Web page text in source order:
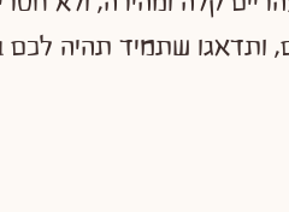
ותדאגו שתמיד תהיה לכם